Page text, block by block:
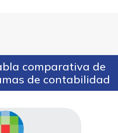
comparativa de
de contabilidad